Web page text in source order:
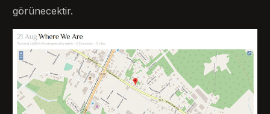
görünecektir.